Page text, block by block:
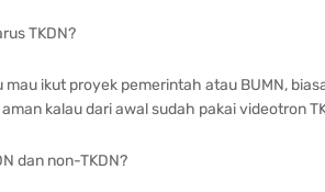
TKDN?
mau ikut proyek pemerintah atau BUMN,
kalau dari awal sudah pakai videotron
dan non-TKDN?